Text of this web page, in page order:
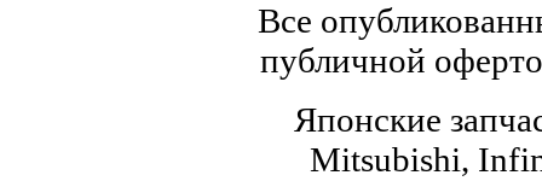
Все
публичной
Японские
Mitsubishi,